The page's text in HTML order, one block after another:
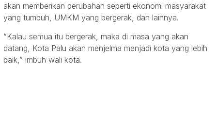
akan memberikan perubahan seperti ekonomi masyarakat
yang tumbuh, UMKM yang bergerak, dan lainnya.
“Kalau semua itu bergerak, maka di masa yang akan
datang, Kota Palu akan menjelma menjadi kota yang lebih
baik,” imbuh wali kota.